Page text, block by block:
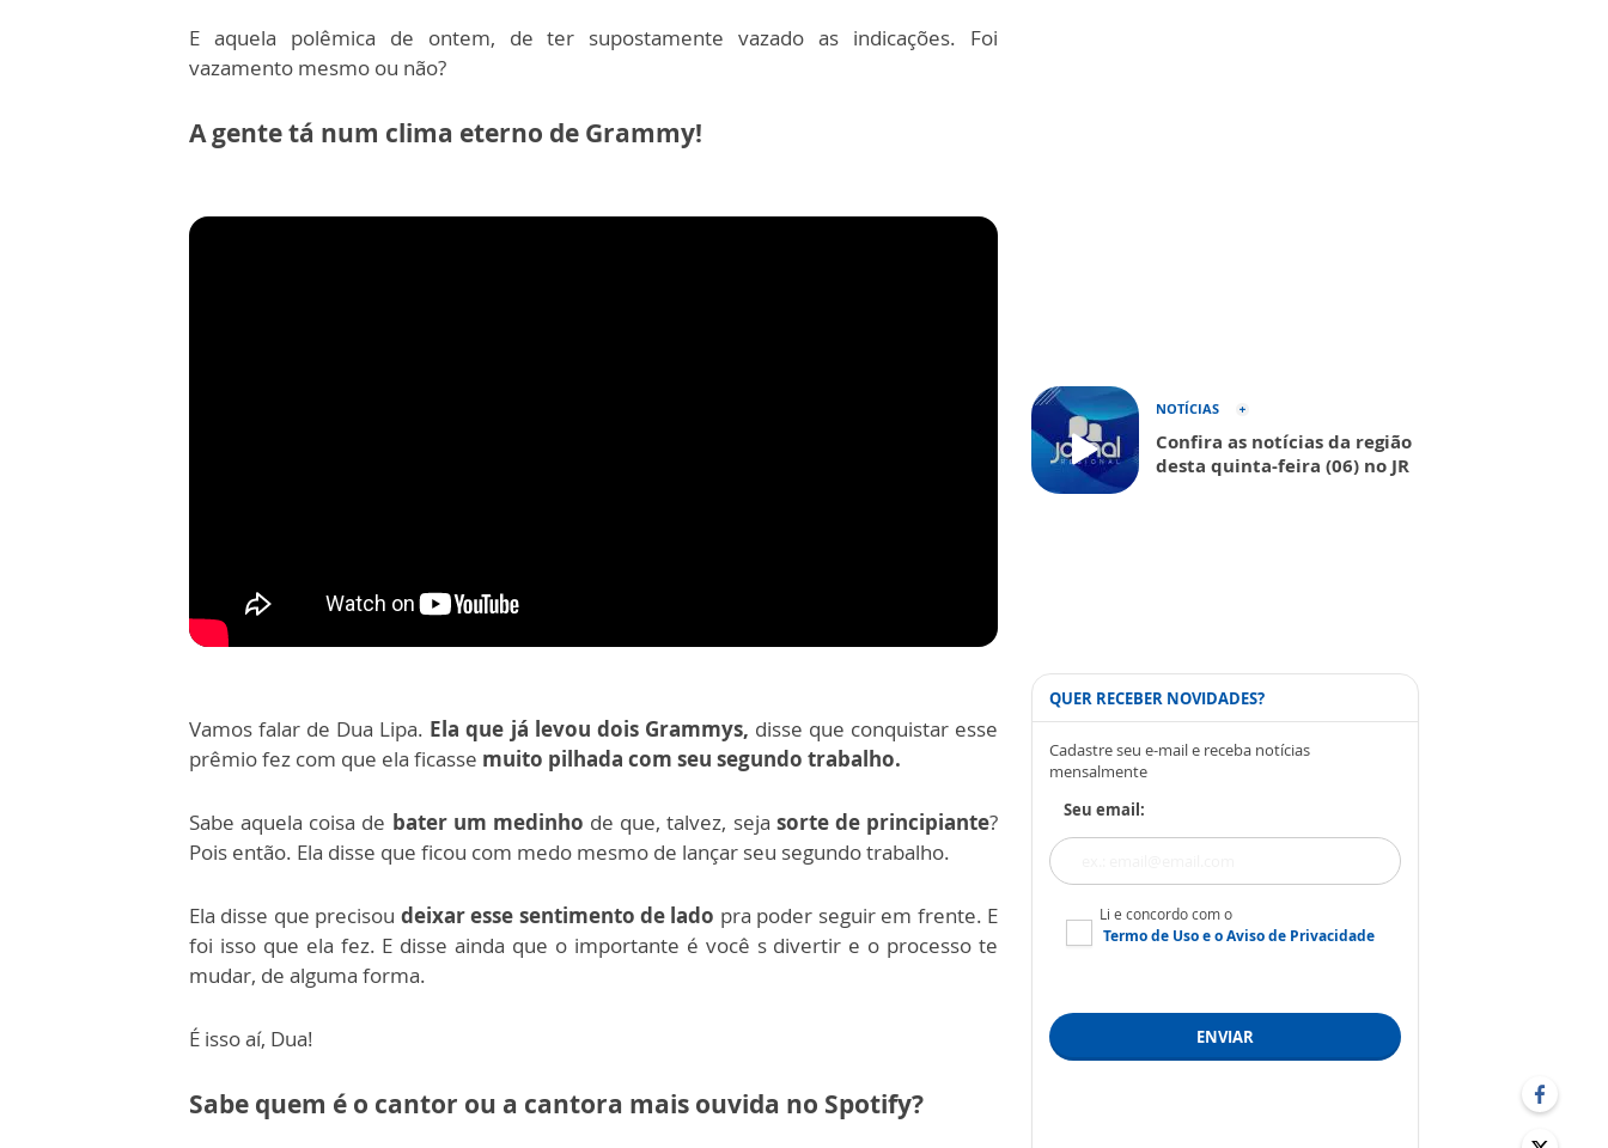
E aquela polêmica de ontem, de ter supostamente vazado as indicações. Foi
vazamento mesmo ou não?
A gente tá num clima eterno de Grammy!
Vamos falar de Dua Lipa. Ela que já levou dois Grammys, disse que conquistar esse
prêmio fez com que ela ficasse muito pilhada com seu segundo trabalho.
Sabe aquela coisa de bater um medinho de que, talvez, seja sorte de principiante?
Pois então. Ela disse que ficou com medo mesmo de lançar seu segundo trabalho.
Ela disse que precisou deixar esse sentimento de lado pra poder seguir em frente. E
foi isso que ela fez. E disse ainda que o importante é você s divertir e o processo te
mudar, de alguma forma.
É isso aí, Dua!
Sabe quem é o cantor ou a cantora mais ouvida no Spotify?
NOTÍCIAS
Confira as notícias da região
desta quinta-feira (06) no JR
QUER RECEBER NOVIDADES?
Cadastre seu e-mail e receba notícias
mensalmente
Seu email:
Li e concordo com o
Termo de Usoe oAviso de Privacidade
ENVIAR